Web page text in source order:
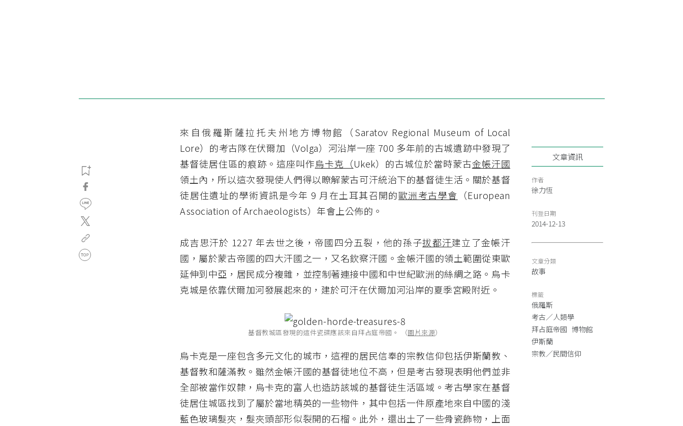
來自俄羅斯薩拉托夫州地方博物館（Saratov Regional Museum of Local
Lore）的考古隊在伏爾加（Volga）河沿岸一座 700 多年前的古城遺跡中發現了
基督徒居住區的痕跡。這座叫作烏卡克（Ukek）的古城位於當時蒙古金帳汗國
領土內，所以這次發現使人們得以瞭解蒙古可汗統治下的基督徒生活。關於基督
徒居住遺址的學術資訊是今年 9 月在土耳其召開的歐洲考古學會 （European
Association of Archaeologists）年會上公佈的。
成吉思汗於 1227 年去世之後，帝國四分五裂，他的孫子拔都汗建立了金帳汗
國，屬於蒙古帝國的四大汗國之一，又名欽察汗國。金帳汗國的領土範圍從東歐
延伸到中亞，居民成分複雜，並控制著連接中國和中世紀歐洲的絲綢之路。烏卡
克城是依靠伏爾加河發展起來的，建於可汗在伏爾加河沿岸的夏季宮殿附近。
基督教城區發現的這件瓷碟應該來自拜占庭帝國。 （圖片來源）
烏卡克是一座包含多元文化的城市，這裡的居民信奉的宗教信仰包括伊斯蘭教、
基督教和薩滿教。雖然金帳汗國的基督徒地位不高，但是考古發現表明他們並非
全部被當作奴隸，烏卡克的富人也造訪該城的基督徒生活區域。考古學家在基督
徒居住城區找到了屬於當地精英的一些物件，其中包括一件原產地來自中國的淺
藍色玻璃髮夾，髮夾頭部形似裂開的石榴。此外，還出土了一些骨瓷飾物，上面
文章資訊
作者
徐力恆
刊登日期
2014-12-13
文章分類
故事
標籤
俄羅斯
考古／人類學
拜占庭帝國 博物館
伊斯蘭
宗教／民間信仰